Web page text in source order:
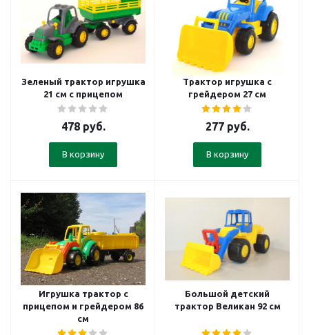
Зеленый трактор игрушка
21 см с прицепом
478руб.
В корзину
Трактор игрушка с
грейдером 27 см
277руб.
В корзину
Игрушка трактор с
прицепом и грейдером 86
см
Большой детский
трактор Великан 92 см